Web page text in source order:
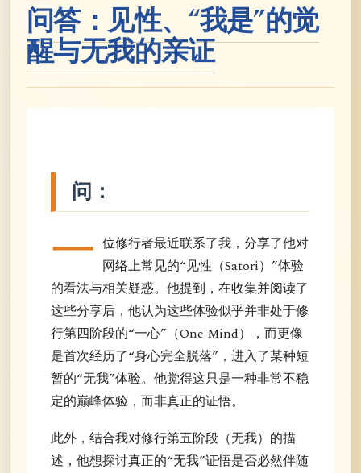
问答：见性、“我是”的觉
醒与无我的亲证
问：
一 位修行者最近联系了我，分享了他对
网络上常见的“见性（Satori）”体验
的看法与相关疑惑。他提到，在收集并阅读了
这些分享后，他认为这些体验似乎并非处于修
行第四阶段的“一心”（One Mind），而更像
是首次经历了“身心完全脱落”，进入了某种短
暂的“无我”体验。他觉得这只是一种非常不稳
定的巅峰体验，而非真正的证悟。
此外，结合我对修行第五阶段（无我）的描
述，他想探讨真正的“无我”证悟是否必然伴随